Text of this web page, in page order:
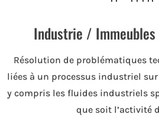
Industrie /
Résolution de problématiques
liées à un processus industriel
y compris les fluides industriels
que soit l’activité